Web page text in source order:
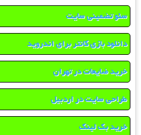
سئو تضمینی سایت
دانلود بازی کانتر برای اندروید
خرید ضایعات در تهران
طراحی سایت در اردبیل
خرید بک لینک